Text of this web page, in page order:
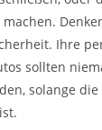
Ihre
sollten
solange